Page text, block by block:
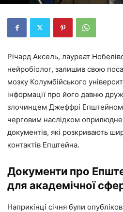
Річард Аксель, лауреат
нейробіолог, залишив свою
мозку Колумбійського
інформації про його давню
злочинцем Джеффрі Епштейном.
черговим наслідком
документів, які розкривають
контактів Епштейна.
Документи про
для академічної
Наприкінці січня були